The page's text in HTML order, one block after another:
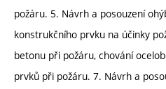
požáru. 5. Návrh a posouzení
konstrukčního prvku na účinky
betonu při požáru, chování
prvků při požáru. 7. Návrh a